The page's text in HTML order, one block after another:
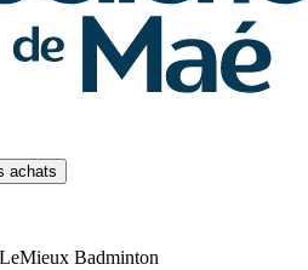
achats
Badminton